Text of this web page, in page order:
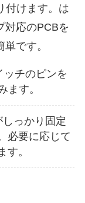
付けます。は
対応のPCBを
です。
ッチのピンを
ます。
っかり固定
必要に応じて
す。